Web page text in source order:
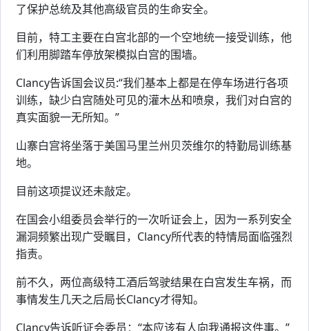
了保护总统及其他高级官员的生命安全。
目前，特工主要在白宫北部的一个空地统一接受训练，他
们利用脚踏车停放架模拟白宫的围墙。
Clancy告诉国会议员:“我们基本上都是在停车场进行各项
训练，缺少白宫随处可见的灌木丛和喷泉，我们对白宫的
真实面貌一无所知。”
山寨白宫将坐落于美国马里兰州贝茨维尔的特勤局训练基
地。
目前这项提议还未敲定。
在国会小组委员会举行的一次听证会上，因为一系列安全
漏洞频繁出现广受瞩目，Clancy所代表的特情局面临强烈
指责。
前不久，两位高级特工酒后驾驶结果在白宫发生车祸，而
事情发生几天之后局长Clancy才得知。
Clancy告诉听证会委员：“本应该有人向我通报这件事。”